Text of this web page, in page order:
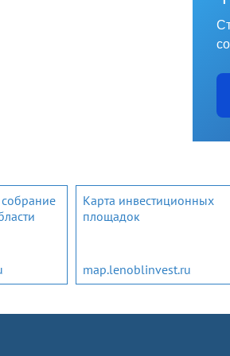
Карта инвестиционных
площадок
map.lenoblinvest.ru